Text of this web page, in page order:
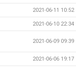
2021-06-11 10:52
2021-06-10 22:34
2021-06-09 09:39
2021-06-06 19:17